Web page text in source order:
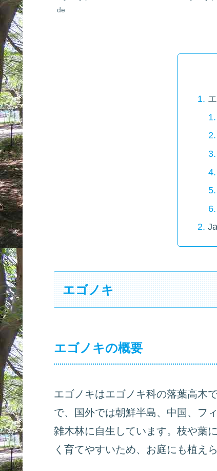
de
エゴノキ
エゴノキの概要
エゴノキはエゴノキ科の落葉高木
で、国外では朝鮮半島、中国、フ
雑木林に自生しています。枝や葉
く育てやすいため、お庭にも植えら